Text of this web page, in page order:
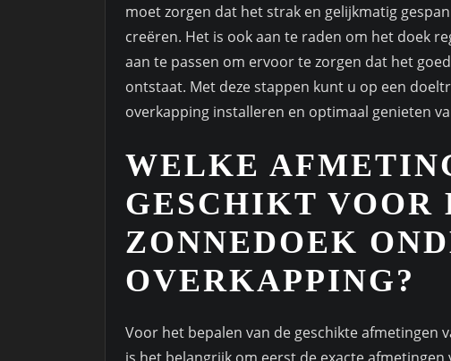
moet zorgen dat het strak en gelijkmatig
creëren. Het is ook aan te raden om het doek
aan te passen om ervoor te zorgen dat het
ontstaat. Met deze stappen kunt u op een
overkapping installeren en optimaal genieten
WELKE
GESCHIKT VOOR
ZONNEDOEK
OVERKAPPING?
Voor het bepalen van de geschikte afmetingen